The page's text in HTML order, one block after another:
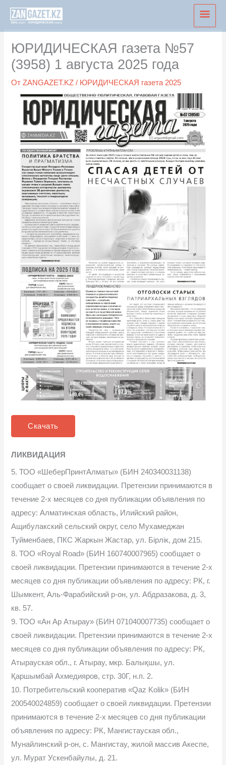
Перейти
содержимому
ЮРИДИЧЕСКАЯ газета №57
(3958) 1 августа 2025 года
ОтZANGAZET.KZ/ ЮРИДИЧЕСКАЯ газета 2025
Скачать
ЛИКВИДАЦИЯ
5. ТОО «ШеберПринтАлматы» (БИН 240340031138)
сообщает о своей ликвидации. Претензии принимаются в
течение 2-х месяцев со дня публикации объявления по
адресу: Алматинская область, Илийский район,
Ащибулакский сельский округ, село Мухамеджан
Туйменбаев, ПКС Жаркын Жастар, ул. Бірлік, дом 215.
8. ТОО «Royal Road» (БИН 160740007965) сообщает о
своей ликвидации. Претензии принимаются в течение 2-х
месяцев со дня публикации объявления по адресу: РК, г.
Шымкент, Аль-Фарабийский р-он, ул. Абдразакова, д. 3,
кв. 57.
9. ТОО «Ан Ар Атырау» (БИН 071040007735) сообщает о
своей ликвидации. Претензии принимаются в течение 2-х
месяцев со дня публикации объявления по адресу: РК,
Атырауская обл., г. Атырау, мкр. Балықшы, ул.
Қаршымбай Ахмедияров, стр. 30Г, н.п. 2.
10. Потребительский кооператив «Qaz Kolik» (БИН
200540024859) сообщает о своей ликвидации. Претензии
принимаются в течение 2-х месяцев со дня публикации
объявления по адресу: РК, Мангистауская обл.,
Мунайлинский р-он, с. Мангистау, жилой массив Акеспе,
ул. Мурат Ускенбайулы, д. 21.